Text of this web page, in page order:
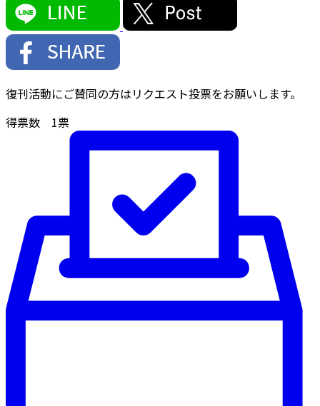
復刊活動にご賛同の方はリクエスト投票をお願いします。
得票数 1票